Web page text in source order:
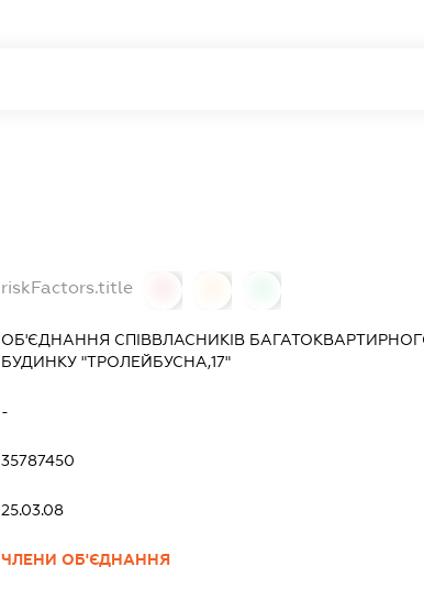
riskFactors.title
ОБ'ЄДНАННЯ СПІВВЛАСНИКІВ
БУДИНКУ "ТРОЛЕЙБУСНА,17"
-
35787450
25.03.08
ЧЛЕНИ ОБ'ЄДНАННЯ